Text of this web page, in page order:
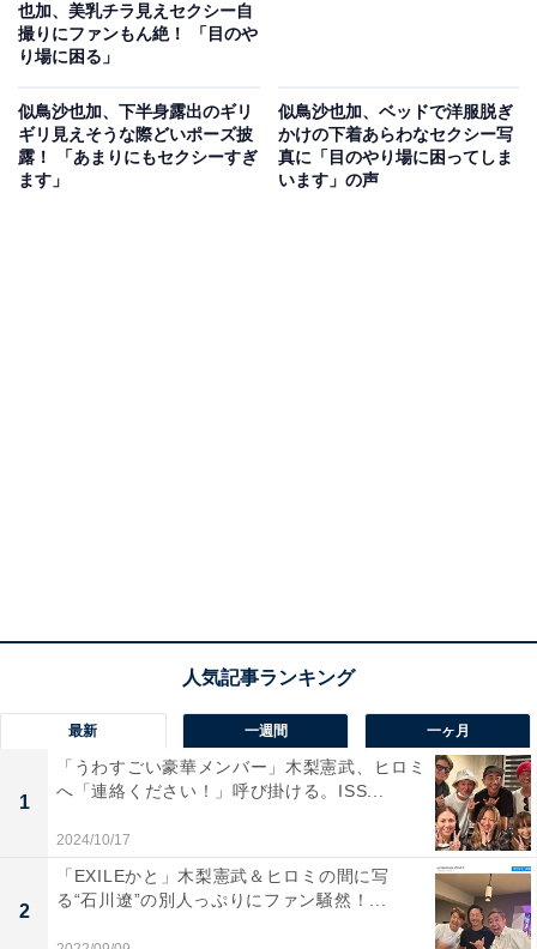
也加、美乳チラ見えセクシー自
撮りにファンもん絶！ 「目のや
り場に困る」
似鳥沙也加、下半身露出のギリ
ギリ見えそうな際どいポーズ披
露！ 「あまりにもセクシーすぎ
ます」
似鳥沙也加、ベッドで洋服脱ぎ
かけの下着あらわなセクシー写
真に「目のやり場に困ってしま
います」の声
最新 一週間 一ヶ月
1
「うわすごい豪華メンバー」木梨憲武、ヒロミ
へ「連絡ください！」呼び掛ける。ISS...
2024/10/17
2
「EXILEかと」木梨憲武＆ヒロミの間に写
る“石川遼”の別人っぷりにファン騒然！...